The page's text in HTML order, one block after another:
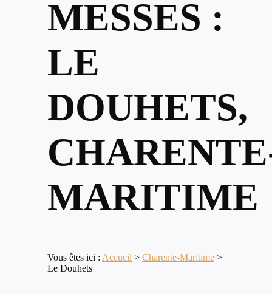
MESSES :
LE
DOUHETS,
MARITIME
Vous êtes ici : Accueil > Charente-Maritime >
Le Douhets